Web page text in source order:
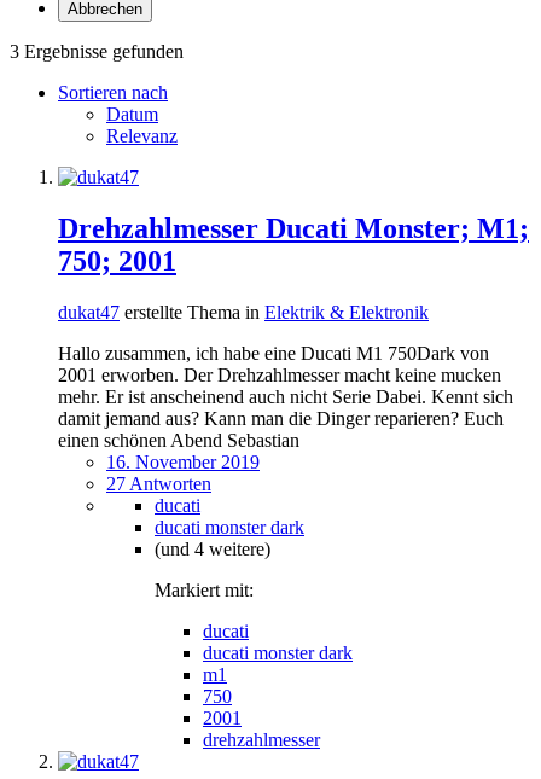
Abbrechen
3 Ergebnisse gefunden
Sortieren nach
Datum
Relevanz
Drehzahlmesser Ducati Monster; M1;
750; 2001
dukat47 erstellte Thema in Elektrik & Elektronik
Hallo zusammen, ich habe eine Ducati M1 750Dark von
2001 erworben. Der Drehzahlmesser macht keine mucken
mehr. Er ist anscheinend auch nicht Serie Dabei. Kennt sich
damit jemand aus? Kann man die Dinger reparieren? Euch
einen schönen Abend Sebastian
16. November 2019
27 Antworten
ducati
ducati monster dark
(und 4 weitere)
Markiert mit:
ducati
ducati monster dark
m1
750
2001
drehzahlmesser